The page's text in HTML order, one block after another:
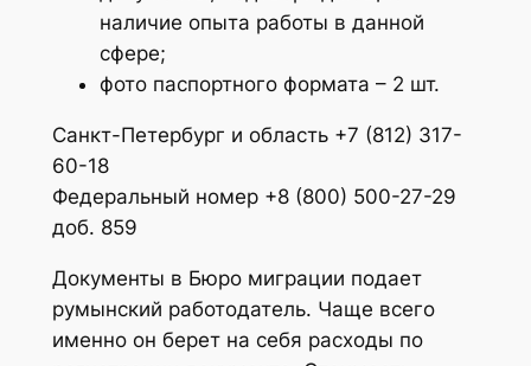
наличие опыта работы в данной
сфере;
фото паспортного формата – 2 шт.
Санкт-Петербург и область +7 (812) 317-
60-18
Федеральный номер +8 (800) 500-27-29
доб. 859
Документы в Бюро миграции подает
румынский работодатель. Чаще всего
именно он берет на себя расходы по